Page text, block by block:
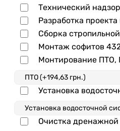
Технический надзор
Разработка проекта
Сборка
Монтаж софитов
Монтирование
Установка
Очистка